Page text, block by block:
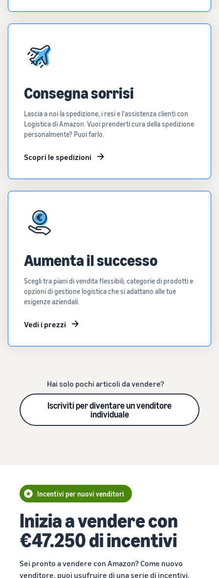
Consegna sorrisi
Lascia a noi la spedizione, i resi e l'assistenza clienti con
Logistica di Amazon. Vuoi prenderti cura della spedizione
personalmente? Puoi farlo.
Scopri le spedizioni
Aumenta il successo
Scegli tra piani di vendita flessibili, categorie di prodotti e
opzioni di gestione logistica che si adattano alle tue
esigenze aziendali.
Vedi i prezzi
Hai solo pochi articoli da vendere?
Iscriviti per diventare un venditore
individuale
Incentivi per nuovi venditori
Inizia a vendere con
€47.250 di incentivi
Sei pronto a vendere con Amazon? Come nuovo
venditore, puoi usufruire di una serie di incentivi.